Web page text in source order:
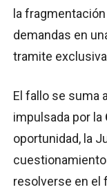
la
demandas en
tramite
El fallo se suma
impulsada por la
oportunidad, la
resolverse en el